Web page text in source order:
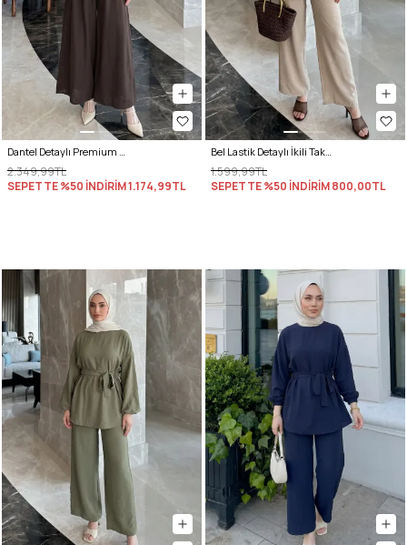
Dantel Detaylı Premium Takım 5325 - ACI KAHVE
2.349,99TL
SEPETTE %50 İNDİRİM1.174,99TL
Bel Lastik Detaylı İkili Takım Y0132 - TAŞ RENGİ
1.599,99TL
SEPETTE %50 İNDİRİM800,00TL